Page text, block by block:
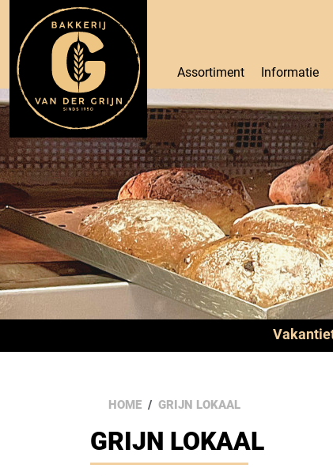
Assortiment Informatie
HOME GRIJN LOKAAL
GRIJN LOKAAL